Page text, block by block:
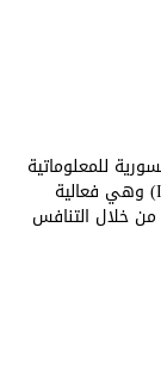
للمعلوماتية
على اعتمادية كشريك وطني للأولمبياد العالمي للذكاء الاصطناعي (IOAI – International Olympiad in Artificial Intelligence) وهي فعالية
خلال التنافس